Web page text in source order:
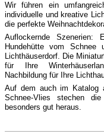
Wir führen ein
individuelle und kreative
die perfekte
Auflockernde
Hundehütte vom Schnee
Lichthäuserdorf. Die
für Ihre
Nachbildung für Ihre
Auf dem auch im Katalog
Schnee-Vlies stechen
besonders gut heraus.